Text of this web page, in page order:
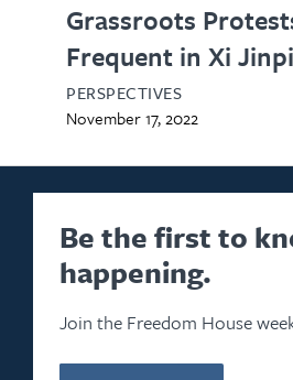
Grassroots
Frequent in Xi
PERSPECTIVES
November 17, 2022
Be the first to
happening.
Join the Freedom House